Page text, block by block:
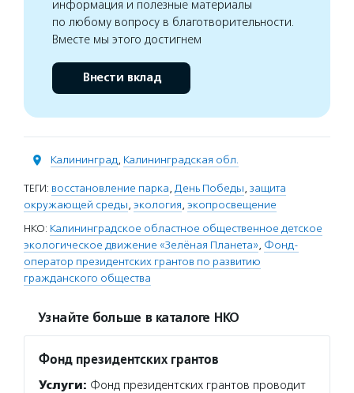
информация и полезные материалы
по любому вопросу в благотворительности.
Вместе мы этого достигнем
Внести вклад
Калининград, Калининградская обл.
ТЕГИ: восстановление парка, День Победы, защита
окружающей среды, экология, экопросвещение
НКО: Калининградское областное общественное детское
экологическое движение «Зелёная Планета», Фонд-
оператор президентских грантов по развитию
гражданского общества
Узнайте больше в каталоге НКО
Фонд президентских грантов
Услуги: Фонд президентских грантов проводит